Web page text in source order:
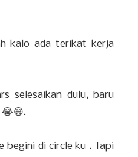
kalo ada terikat kerja
selesaikan dulu, baru
begini di circle ku . Tapi